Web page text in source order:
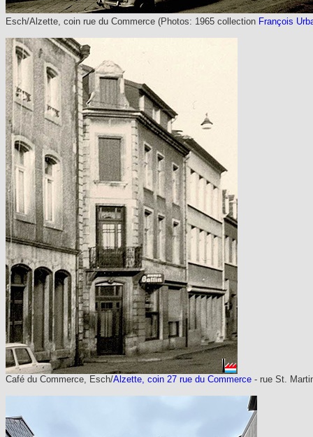
Esch/Alzette, coin rue du Commerce (Photos: 1965 collection François
Café du Commerce, Esch/Alzette, coin 27 rue du Commerce - rue St.